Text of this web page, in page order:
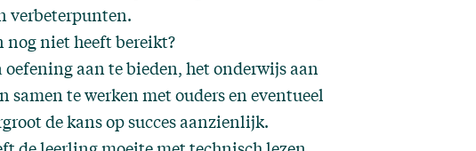
verbeterpunten.
nog niet heeft bereikt?
aan te bieden, het onderwijs aan
te werken met ouders en eventueel
de kans op succes aanzienlijk.